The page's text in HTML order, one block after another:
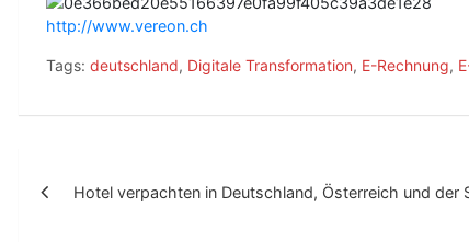
http://www.vereon.ch
Tags: deutschland, Digitale Transformation, E-Rechnung,
Hotel verpachten in Deutschland, Österreich und der